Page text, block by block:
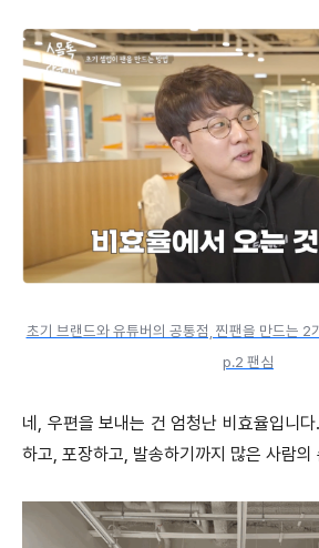
초기 브랜드와 유튜버의 공통점, 찐팬을 만드는 2
p.2 팬심
네, 우편을 보내는 건 엄청난 비효율입니
하고, 포장하고, 발송하기까지 많은 사람의